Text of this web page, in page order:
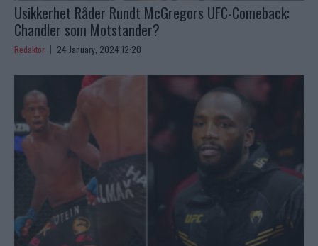
Usikkerhet Råder Rundt McGregors UFC-Comeback:
Chandler som Motstander?
Redaktor 24 January, 2024 12:20